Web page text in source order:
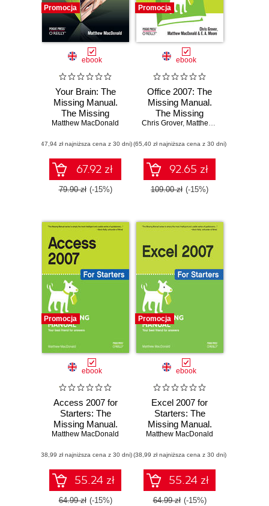
Promocja
ebook
Your Brain: The
Missing Manual.
The Missing
Manual
Matthew MacDonald
(47,94 zł najniższa cena z 30 dni)
67.92 zł
79.90 zł (-15%)
Promocja
ebook
Office 2007: The
Missing Manual.
The Missing
Manual
Chris Grover, Matthew MacDonald
(65,40 zł najniższa cena z 30 dni)
92.65 zł
109.00 zł (-15%)
Promocja
ebook
Access 2007 for
Starters: The
Missing Manual.
The Missing
Matthew MacDonald
(38,99 zł najniższa cena z 30 dni)
55.24 zł
64.99 zł (-15%)
Promocja
ebook
Excel 2007 for
Starters: The
Missing Manual.
The Missing
Matthew MacDonald
(38,99 zł najniższa cena z 30 dni)
55.24 zł
64.99 zł (-15%)